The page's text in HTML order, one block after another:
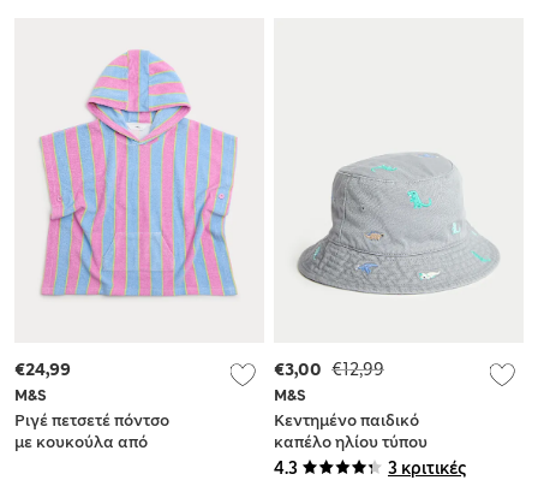
M&S
Ριγέ πετσετέ πόντσο
με κουκούλα από
€24,99
4.3 3 κριτικές
M&S
Κεντημένο παιδικό
καπέλο ηλίου τύπου
bucket (1-10 ετών)
€12,99
€3,00